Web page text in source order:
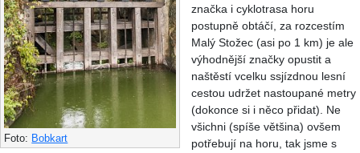
Foto: Bobkart
značka i cyklotrasa horu
postupně obtáčí, za rozcestím
Malý Stožec (asi po 1 km) je ale
výhodnější značky opustit a
naštěstí vcelku ssjízdnou lesní
cestou udržet nastoupané metry
(dokonce si i něco přidat). Ne
všichni (spíše většina) ovšem
potřebují na horu, tak jsme s